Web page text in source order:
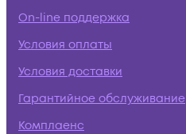
On-line поддержка
Условия оплаты
Условия доставки
Гарантийное обслуживание
Комплаенс